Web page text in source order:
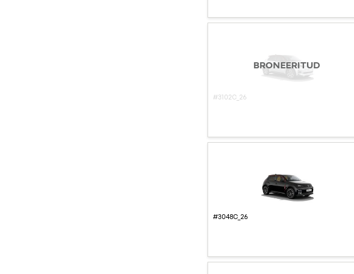
#3102C_26
BRONEERITUD
#3048C_26